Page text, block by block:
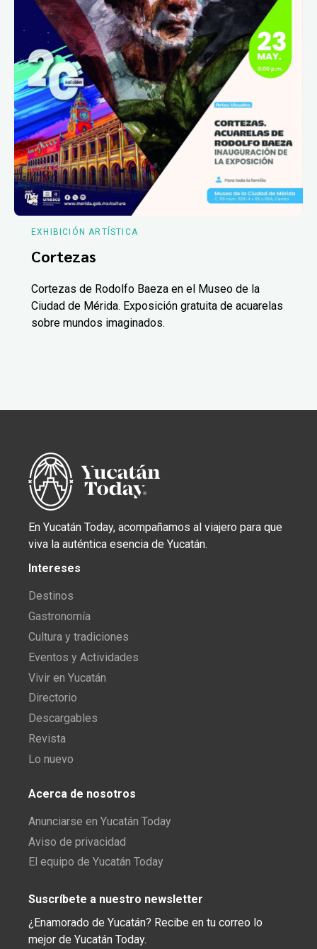
EXHIBICIÓN ARTÍSTICA
Cortezas
Cortezas de Rodolfo Baeza en el Museo de la
Ciudad de Mérida. Exposición gratuita de acuarelas
sobre mundos imaginados.
En Yucatán Today, acompañamos al viajero para que
viva la auténtica esencia de Yucatán.
Intereses
Destinos
Gastronomía
Cultura y tradiciones
Eventos y Actividades
Vivir en Yucatán
Directorio
Descargables
Revista
Lo nuevo
Acerca de nosotros
Anunciarse en Yucatán Today
Aviso de privacidad
El equipo de Yucatán Today
Suscríbete a nuestro newsletter
¿Enamorado de Yucatán? Recibe en tu correo lo
mejor de Yucatán Today.